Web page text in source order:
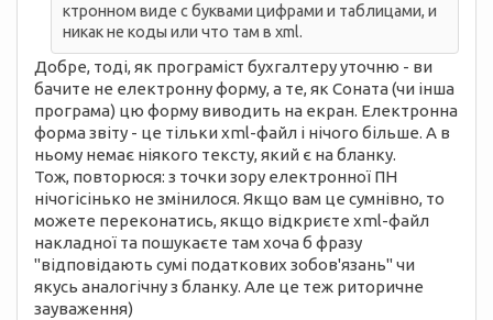
ктронном виде с буквами цифрами и таблицами, и
никак не коды или что там в xml.
Добре, тоді, як програміст бухгалтеру уточню - ви
бачите не електронну форму, а те, як Соната (чи інша
програма) цю форму виводить на екран. Електронна
форма звіту - це тільки xml-файл і нічого більше. А в
ньому немає ніякого тексту, який є на бланку.
Тож, повторюся: з точки зору електронної ПН
нічогісінько не змінилося. Якщо вам це сумнівно, то
можете переконатись, якщо відкриєте xml-файл
накладної та пошукаєте там хоча б фразу
"відповідають сумі податкових зобов'язань" чи
якусь аналогічну з бланку. Але це теж риторичне
зауваження)